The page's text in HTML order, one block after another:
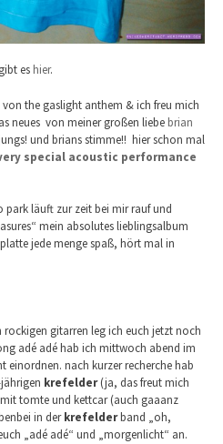
es hier.
the gaslight anthem & ich freu mich
neues von meiner großen liebe brian
und brians stimme!! hier schon mal
special acoustic performance
läuft zur zeit bei mir rauf und
mein absolutes lieblingsalbum
jede menge spaß, hört mal in
gitarren leg ich euch jetzt noch
adé adé hab ich mittwoch abend im
nach kurzer recherche hab
krefelder(ja, das freut mich
tomte und kettcar (auch gaaanz
in derkrefelderband „oh,
„adé adé“ und „morgenlicht“ an.